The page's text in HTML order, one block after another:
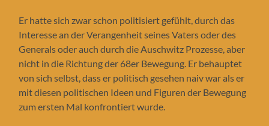
Er hatte sich zwar schon politisiert gefühlt, durch das
Interesse an der Verangenheit seines Vaters oder des
Generals oder auch durch die Auschwitz Prozesse, aber
nicht in die Richtung der 68er Bewegung. Er behauptet
von sich selbst, dass er politisch gesehen naiv war als er
mit diesen politischen Ideen und Figuren der Bewegung
zum ersten Mal konfrontiert wurde.